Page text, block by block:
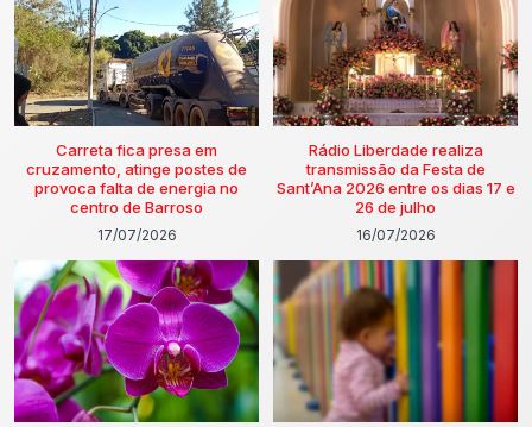
Carreta fica presa em
cruzamento, atinge postes de
provoca falta de energia no
centro de Barroso
17/07/2026
Rádio Liberdade realiza
transmissão da Festa de
Sant’Ana 2026 entre os dias 17 e
26 de julho
16/07/2026